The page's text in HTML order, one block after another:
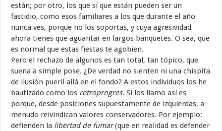
están; por otro, los que sí que están pueden ser un
fastidio, como esos familiares a los que durante el año
nunca ves, porque no los soportas, y cuya agresividad
ahora tienes que aguantar en largos banquetes. O sea, que
es normal que estas fiestas te agobien.
Pero el rechazo de algunos es tan total, tan tópico, que
suena a simple pose. ¿De verdad no sienten ni una chispita
de ilusión pueril allá en el fondo? A estos individuos los he
bautizado como los retroprogres. Si los llamo así es
porque, desde posiciones supuestamente de izquierdas, a
menudo reivindican valores conservadores. Por ejemplo:
defienden la libertad de fumar(que en realidad es defender